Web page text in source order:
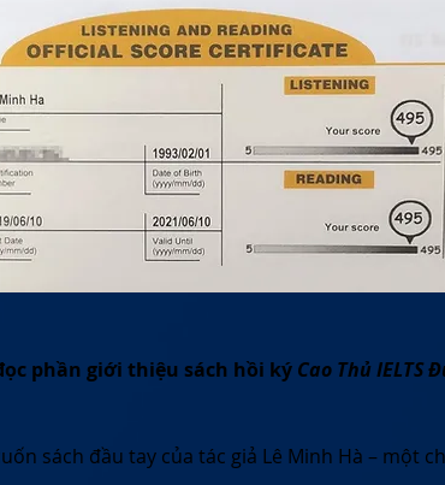
phần giới thiệu sách hồi ký Cao Thủ IELTS
sách đầu tay của tác giả Lê Minh Hà – một